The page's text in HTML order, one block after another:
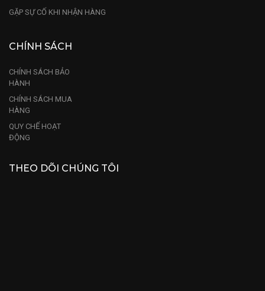
GẶP SỰ CỐ KHI NHẬN HÀNG
CHÍNH SÁCH
CHÍNH SÁCH BẢO
HÀNH
CHÍNH SÁCH MUA
HÀNG
QUY CHẾ HOẠT
ĐỘNG
THEO DÕI CHÚNG TÔI